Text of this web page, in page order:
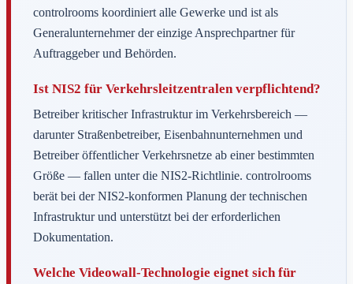
controlrooms koordiniert alle Gewerke und ist als
Generalunternehmer der einzige Ansprechpartner für
Auftraggeber und Behörden.
Ist NIS2 für Verkehrsleitzentralen verpflichtend?
Betreiber kritischer Infrastruktur im Verkehrsbereich —
darunter Straßenbetreiber, Eisenbahnunternehmen und
Betreiber öffentlicher Verkehrsnetze ab einer bestimmten
Größe — fallen unter die NIS2-Richtlinie. controlrooms
berät bei der NIS2-konformen Planung der technischen
Infrastruktur und unterstützt bei der erforderlichen
Dokumentation.
Welche Videowall-Technologie eignet sich für